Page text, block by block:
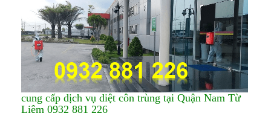
cung cấp dịch vụ diệt côn trùng tại Quận Nam Từ
Liêm 0932 881 226